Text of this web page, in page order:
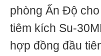
phòng Ấn Độ
tiêm kích Su-
hợp đồng đầu